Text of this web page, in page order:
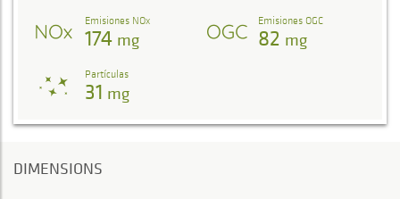
Emisiones NOx
174 mg
Emisiones OGC
82 mg
Partículas
31 mg
DIMENSIONS